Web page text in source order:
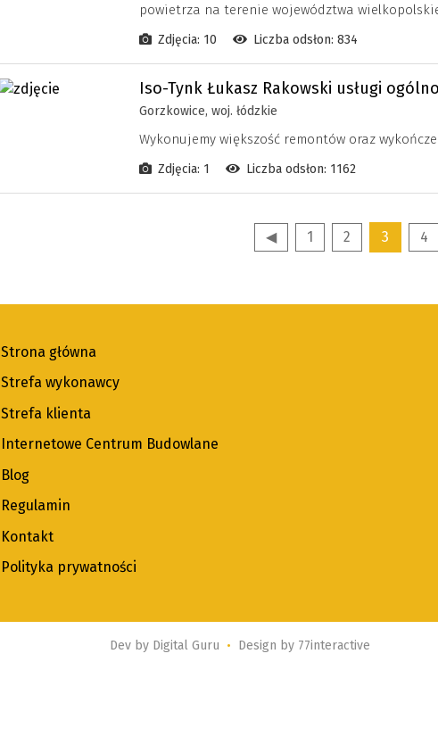
powietrza na terenie województwa
Zdjęcia: 10 Liczba odsłon: 834
Iso-Tynk Łukasz Rakowski usługi
Gorzkowice, woj. łódzkie
Wykonujemy większość remontów oraz
Zdjęcia: 1 Liczba odsłon: 1162
◀ 1 2 3 4
Strona główna
Strefa wykonawcy
Strefa klienta
Internetowe Centrum Budowlane
Blog
Regulamin
Kontakt
Polityka prywatności
Dev by Digital Guru • Design by 77interactive